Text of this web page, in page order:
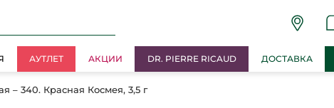
АУТЛЕТ АКЦИИ DR. PIERRE RICAUD ДОСТАВКА
– 340. Красная Космея, 3,5 г